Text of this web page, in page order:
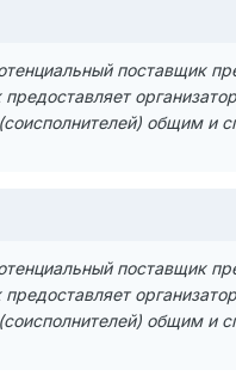
поставщик
общим
поставщик
общим